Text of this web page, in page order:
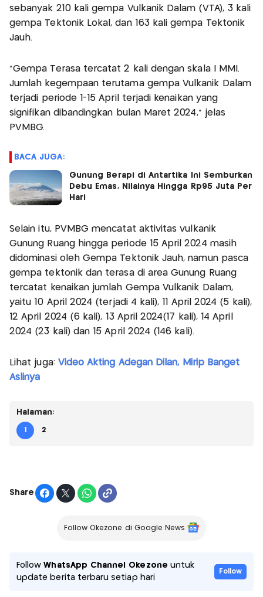
sebanyak 210 kali gempa Vulkanik Dalam (VTA), 3 kali
gempa Tektonik Lokal, dan 163 kali gempa Tektonik
Jauh.
"Gempa Terasa tercatat 2 kali dengan skala I MMI.
Jumlah kegempaan terutama gempa Vulkanik Dalam
terjadi periode 1-15 April terjadi kenaikan yang
signifikan dibandingkan bulan Maret 2024," jelas
PVMBG.
BACA JUGA:
Gunung Berapi di Antartika Ini Semburkan
Debu Emas, Nilainya Hingga Rp95 Juta Per
Hari
Selain itu, PVMBG mencatat aktivitas vulkanik
Gunung Ruang hingga periode 15 April 2024 masih
didominasi oleh Gempa Tektonik Jauh, namun pasca
gempa tektonik dan terasa di area Gunung Ruang
tercatat kenaikan jumlah Gempa Vulkanik Dalam,
yaitu 10 April 2024 (terjadi 4 kali), 11 April 2024 (5 kali),
12 April 2024 (6 kali), 13 April 2024(17 kali), 14 April
2024 (23 kali) dan 15 April 2024 (146 kali).
Lihat juga: Video Akting Adegan Dilan, Mirip Banget
Aslinya
Halaman:
1 2
Share
Follow Okezone di Google News
FollowWhatsApp Channel Okezone untuk
update berita terbaru setiap hari
Follow